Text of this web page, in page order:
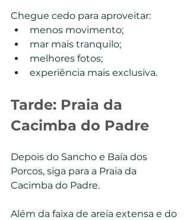
Chegue cedo para aproveitar:
menos movimento;
mar mais tranquilo;
melhores fotos;
experiência mais exclusiva.
Tarde: Praia da
Cacimba do Padre
Depois do Sancho e Baía dos
Porcos, siga para a Praia da
Cacimba do Padre.
Além da faixa de areia extensa e do